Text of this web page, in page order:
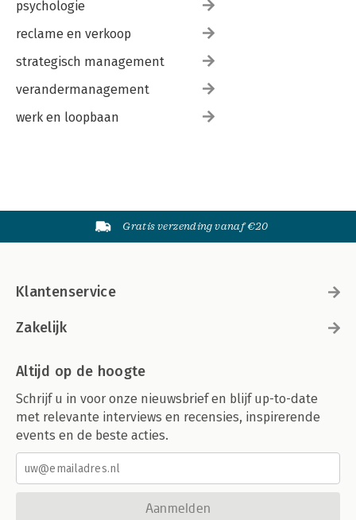
psychologie
reclame en verkoop
strategisch management
verandermanagement
werk en loopbaan
Gratis verzending vanaf €20
Klantenservice
Zakelijk
Altijd op de hoogte
Schrijf u in voor onze nieuwsbrief en blijf up-to-date
met relevante interviews en recensies, inspirerende
events en de beste acties.
Aanmelden